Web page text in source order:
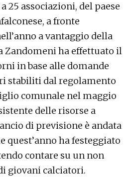
25 associazioni, del paese
a fronte
a vantaggio della
Zandomeni ha effettuato il
in base alle domande
stabiliti dal regolamento
comunale nel maggio
delle risorse a
di previsione è andata
quest’anno ha festeggiato
contare su un non
giovani calciatori.